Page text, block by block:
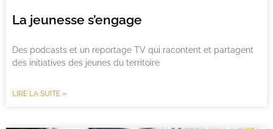
La jeunesse s’engage
Des podcasts et un reportage TV qui racontent et partagent
des initiatives des jeunes du territoire
LIRE LA SUITE »